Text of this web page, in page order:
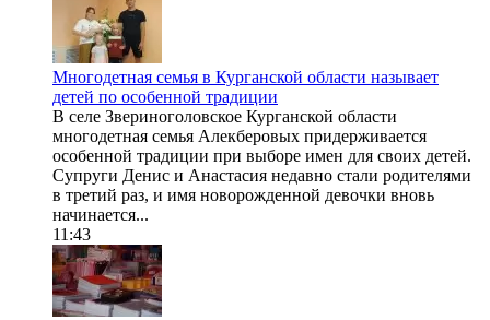
Многодетная семья в Курганской области называет
детей по особенной традиции
В селе Звериноголовское Курганской области
многодетная семья Алекберовых придерживается
особенной традиции при выборе имен для своих детей.
Супруги Денис и Анастасия недавно стали родителями
в третий раз, и имя новорожденной девочки вновь
начинается...
11:43